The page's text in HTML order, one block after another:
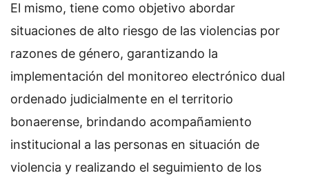
El mismo, tiene como objetivo abordar
situaciones de alto riesgo de las violencias por
razones de género, garantizando la
implementación del monitoreo electrónico dual
ordenado judicialmente en el territorio
bonaerense, brindando acompañamiento
institucional a las personas en situación de
violencia y realizando el seguimiento de los